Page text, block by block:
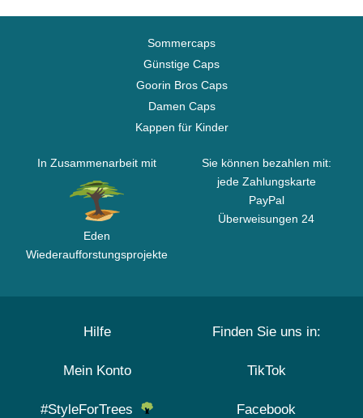
Sommercaps
Günstige Caps
Goorin Bros Caps
Damen Caps
Kappen für Kinder
In Zusammenarbeit mit
Eden
Wiederaufforstungsprojekte
Sie können bezahlen mit:
jede Zahlungskarte
PayPal
Überweisungen 24
Hilfe
Mein Konto
#StyleForTrees
Finden Sie uns in:
TikTok
Facebook